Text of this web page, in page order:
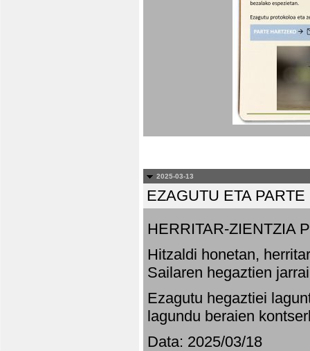
2025-03-13
EZAGUTU ETA
HERRITAR-ZIENTZIA
Hitzaldi honetan,
Sailaren hegaztien
Ezagutu hegaztiei
lagundu beraien
Data: 2025/03/18